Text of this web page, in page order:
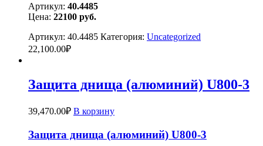
Артикул: 40.4485
Цена: 22100 руб.
Артикул: 40.4485 Категория: Uncategorized
22,100.00₽
Защита днища (алюминий) U800-3
39,470.00₽ В корзину
Защита днища (алюминий) U800-3